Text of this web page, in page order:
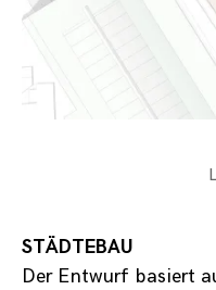
STÄDTEBAU
Der Entwurf basiert